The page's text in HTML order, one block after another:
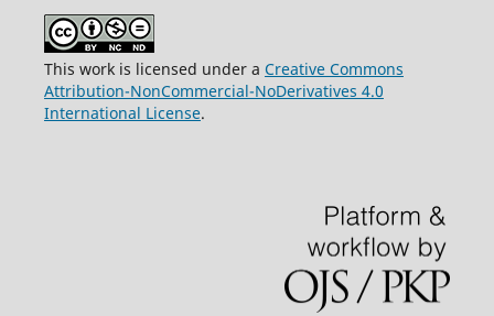
This work is licensed under a Creative Commons
Attribution-NonCommercial-NoDerivatives 4.0
International License.